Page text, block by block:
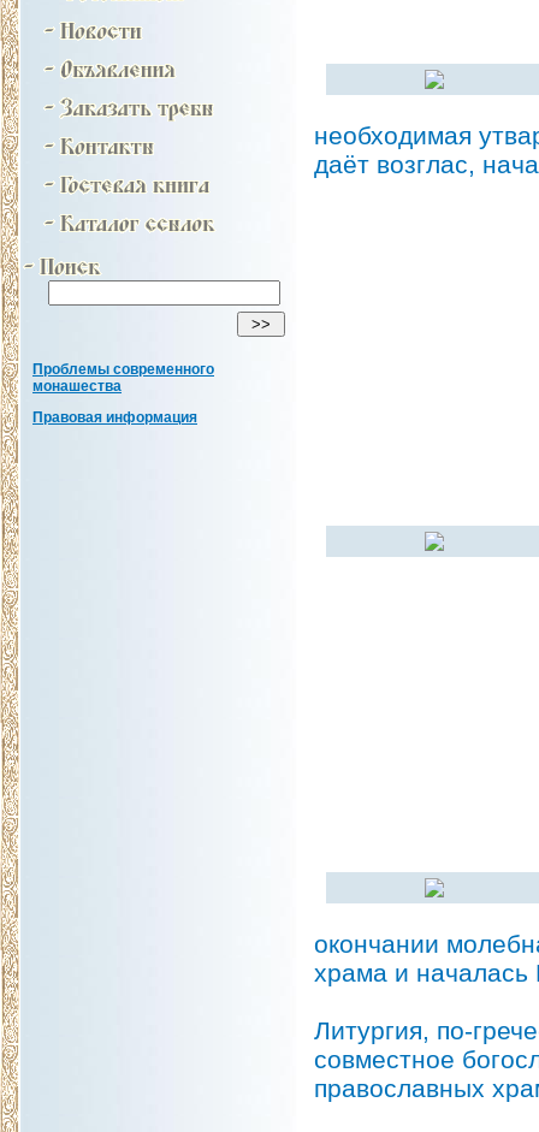
Проблемы современного
монашества
Правовая информация
необходимая
даёт возглас,
окончании
храма и началась
Литургия, по-
совместное
православных